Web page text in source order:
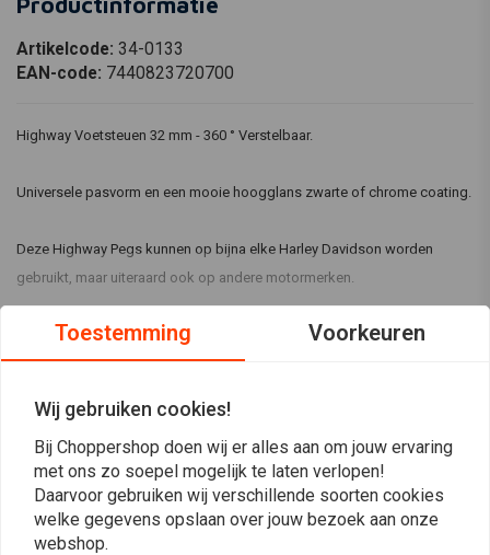
Artikelcode: 34-0133
EAN-code: 7440823720700
Highway Voetsteuen 32 mm - 360 ° Verstelbaar.
Universele pasvorm en een mooie hoogglans zwarte of chrome coating.
Deze Highway Pegs kunnen op bijna elke Harley Davidson worden
gebruikt, maar uiteraard ook op andere motormerken.
Gemaakt van Aluminium.
Reviews
4,8 (4 beoordelingen)
Toestemming Voorkeuren
Wij gebruiken cookies!
Bij Choppershop doen wij er alles aan om jouw ervaring
met ons zo soepel mogelijk te laten verlopen!
Daarvoor gebruiken wij verschillende soorten cookies
welke gegevens opslaan over jouw bezoek aan onze
webshop.